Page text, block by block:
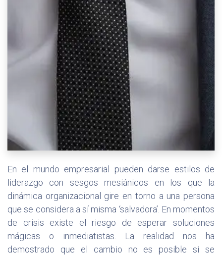
En el mundo empresarial pueden darse estilos de
liderazgo con sesgos mesiánicos en los que la
dinámica organizacional gire en torno a una persona
que se considera a sí misma ‘salvadora’. En momentos
de crisis existe el riesgo de esperar soluciones
mágicas o inmediatistas. La realidad nos ha
demostrado que el cambio no es posible si se